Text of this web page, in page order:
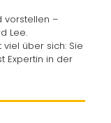
vorstellen –
Lee.
über sich: Sie
Expertin in der